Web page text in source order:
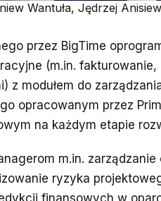
Wantuła, Jędrzej
przez BigTime
(m.in.
z modułem do
opracowanym przez
na każdym etapie
m.in.
ryzyka